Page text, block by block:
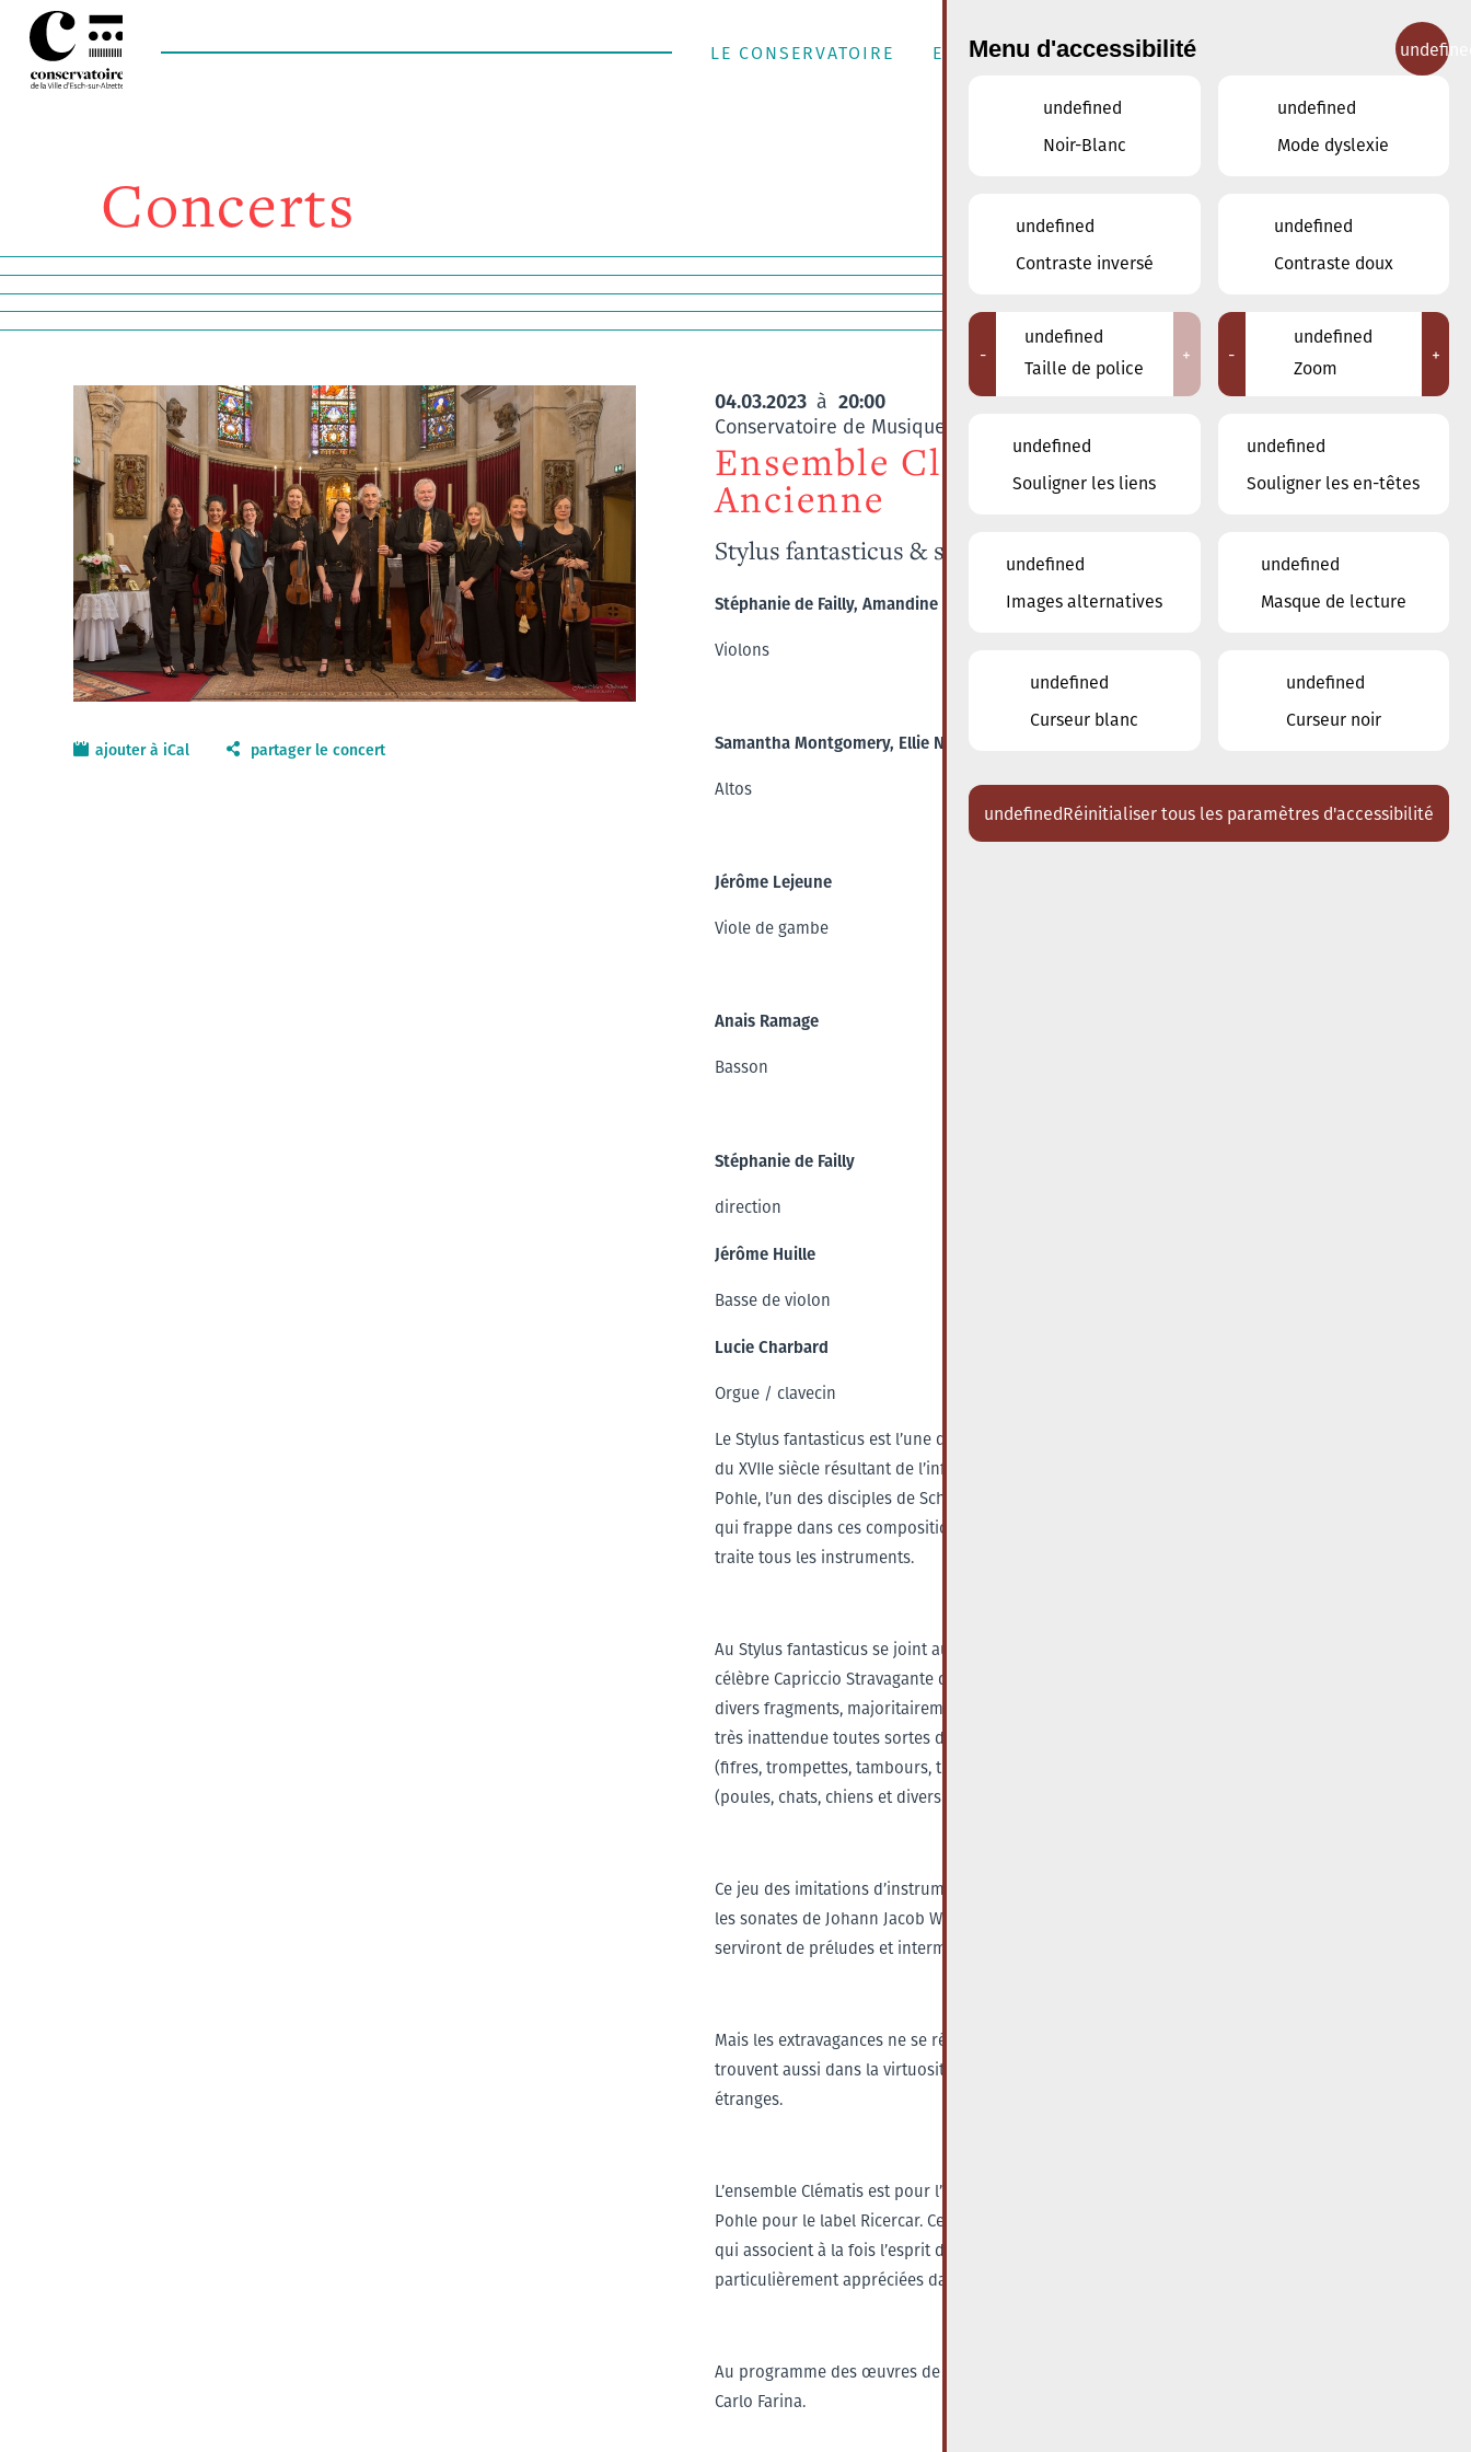
LE CONSERVATOIRE ENSEIGNEMENT MUSICAL CONTACT
Concerts
ajouter à iCal partager le concert
04.03.2023 à 20:00
Conservatoire de Musique de la Ville d'Esch/Alzette
Ensemble Clématis – Musique
Ancienne
Stylus fantasticus & stravaganze
Stéphanie de Failly, Amandine Solano, Louise Ayrton
Violons
Samantha Montgomery, Ellie Nimeroski, Jorlen Vega-Garcia
Altos
Jérôme Lejeune
Viole de gambe
Anais Ramage
Basson
Stéphanie de Failly
direction
Jérôme Huille
Basse de violon
Lucie Charbard
Orgue / clavecin
Le Stylus fantasticus est l’une des caractéristiques de la musique instrumentale allemande
du XVIIe siècle résultant de l’influence italienne, de sa virtuosité, de ses contrastes. David
Pohle, l’un des disciples de Schütz, a illustré ce style dans ses sonates à grand effectif. Ce
qui frappe dans ces compositions c’est la liberté formelle et la virtuosité avec laquelle il
traite tous les instruments.
Au Stylus fantasticus se joint aussi un certain goût des stravaganze, ce qui apparaît dès le
célèbre Capriccio Stravagante que le violoniste italien Carlo Farina publie à Dresde. Dans
divers fragments, majoritairement du domaine de la danse, viennent s’intégrer de façon
très inattendue toutes sortes d’imitations, qu’il s’agisse d’autres instruments de musique
(fifres, trompettes, tambours, timbales, orgue, guitare, vièle à roue…) ou de cris d’animaux
(poules, chats, chiens et divers oiseaux).
Ce jeu des imitations d’instruments et de toutes sortes d’animaux est aussi fréquent dans
les sonates de Johann Jacob Walther, également violoniste à Dresde, dont quelques extraits
serviront de préludes et intermèdes aux sonates de Pohle.
Mais les extravagances ne se réduisent pas seulement à des effets d’imitation, mais se
trouvent aussi dans la virtuosité et le contraste entre les brèves sections, des harmonies
étranges.
L’ensemble Clématis est pour l’instant en train d’enregistrer l’intégrale des Sonates de David
Pohle pour le label Ricercar. Ces œuvres appartiennent au genre exceptionnel des œuvres
qui associent à la fois l’esprit des sonates italiennes et celui des danses de style français,
particulièrement appréciées dans les cours allemandes depuis le début du XVIIe siècle.
Au programme des œuvres de Giovanni Battista Vitali, David Pohle, Johann Jakob Walther,
Carlo Farina.
Menu d'accessibilité
undefined
Noir-Blanc
undefined
Mode dyslexie
undefined
Contraste inversé
undefined
Contraste doux
-
undefined
Taille de police
+ -
undefined
Zoom
+
undefined
Souligner les liens
undefined
Souligner les en-têtes
undefined
Images alternatives
undefined
Masque de lecture
undefined
Curseur blanc
undefined
Curseur noir
undefinedRéinitialiser tous les paramètres d'accessibilité